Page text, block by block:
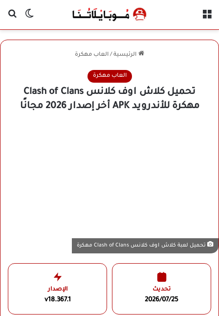
الوضع
الرئيسية / العاب مهكرة
العاب مهكرة
تحميل كلاش اوف كلانس Clash of Clans
مهكرة للأندرويد APK أخر إصدار 2026 مجانًا
تحميل لعبة كلاش اوف كلانس Clash of Clans مهكرة
تحديث
2026/07/25
الإصدار
v18.367.1